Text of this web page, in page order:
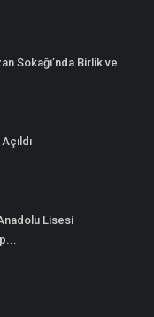
Sokağı’nda Birlik ve
Lisesi